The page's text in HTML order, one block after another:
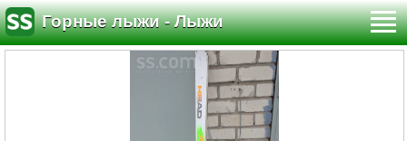
Горные лыжи - Лыжи